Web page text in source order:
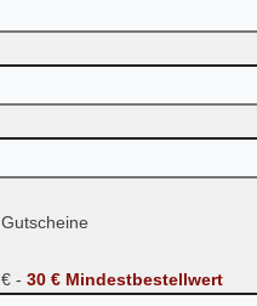
Gutscheine
€ -30 € Mindestbestellwert